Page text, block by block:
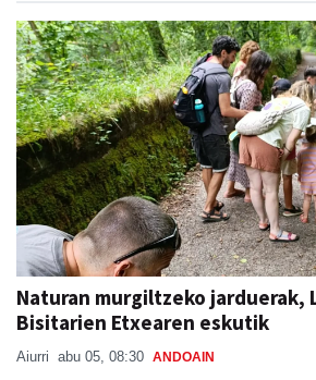
Naturan murgiltzeko jarduerak,
Bisitarien Etxearen eskutik
Aiurri abu 05, 08:30 ANDOAIN